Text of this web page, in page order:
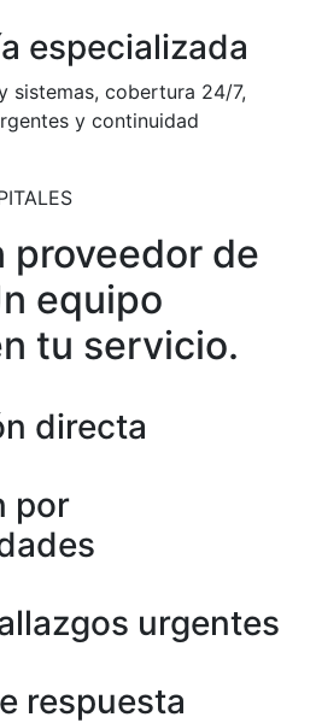
especializada
sistemas, cobertura 24/7,
y continuidad
proveedor de
equipo
tu servicio.
directa
por
urgentes
respuesta